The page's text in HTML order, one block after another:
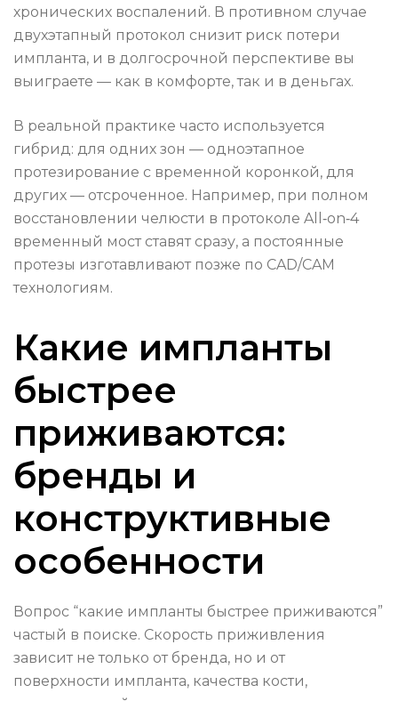
хронических воспалений. В противном случае
двухэтапный протокол снизит риск потери
импланта, и в долгосрочной перспективе вы
выиграете — как в комфорте, так и в деньгах.
В реальной практике часто используется
гибрид: для одних зон — одноэтапное
протезирование с временной коронкой, для
других — отсроченное. Например, при полном
восстановлении челюсти в протоколе All‑on‑4
временный мост ставят сразу, а постоянные
протезы изготавливают позже по CAD/CAM
технологиям.
Какие импланты
быстрее
приживаются:
бренды и
конструктивные
особенности
Вопрос “какие импланты быстрее приживаются”
частый в поиске. Скорость приживления
зависит не только от бренда, но и от
поверхности импланта, качества кости,